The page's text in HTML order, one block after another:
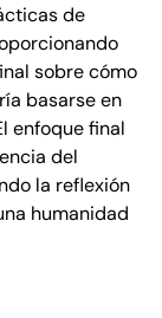
de
sobre cómo
basarse en
enfoque final
del
la reflexión
humanidad